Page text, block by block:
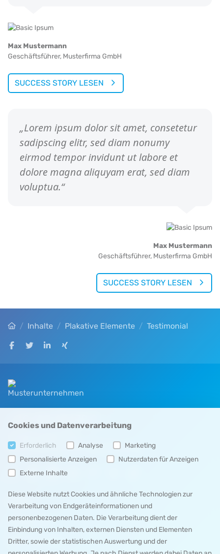
Max Mustermann
Geschäftsführer, Musterfirma GmbH
SUCCESS STORY LESEN
„Lorem ipsum dolor sit amet, consetetur
sadipscing elitr, sed diam nonumy
eirmod tempor invidunt ut labore et
dolore magna aliquyam erat, sed diam
voluptua.“
Max Mustermann
Geschäftsführer, Musterfirma GmbH
SUCCESS STORY LESEN
Startseite
Inhalte Plakative Elemente Testimonial
Auf Facebook teilen
Auf Twitter teilen
Auf LinkedIn teilen
+49 123 45678 9
Herrleinstr. 31, 63739 Aschaffenburg
MENÜ 1
IMPRESSUM
DATENSCHUTZ
Cookies und Datenverarbeitung
Erforderlich Analyse
Marketing
Personalisierte Anzeigen
Nutzerdaten für Anzeigen
Externe Inhalte
Diese Website nutzt Cookies und ähnliche Technologien zur
Verarbeitung von Endgeräteinformationen und
personenbezogenen Daten. Die Verarbeitung dient der
Einbindung von Inhalten, externen Diensten und Elementen
Dritter, sowie der statistischen Auswertung und der